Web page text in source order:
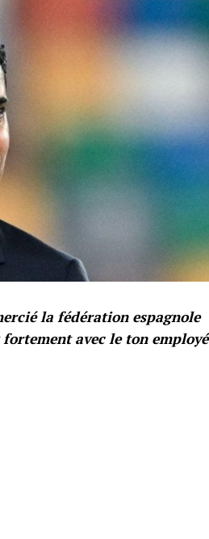
la fédération espagnole
avec le ton employé